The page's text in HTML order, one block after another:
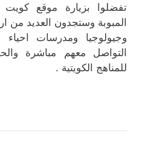
تفضلوا بزيارة موقع كويت
المبوبة وستجدون العديد من
وجيولوجيا ومدرسات احياء
التواصل معهم مباشرة
للمناهج الكويتية .